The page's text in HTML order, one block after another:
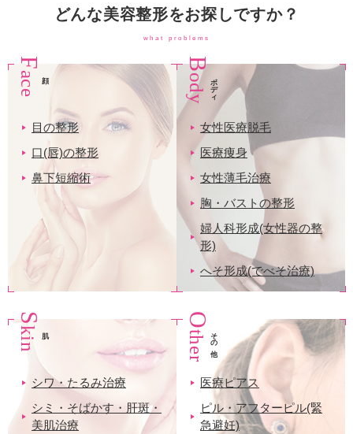
どんな美容整形をお探しですか？
what problems
F
a
c
e
目の整形
口(唇)の整形
鼻下短縮術
B
o
d
y ボディ
女性医療脱毛
医療痩身
女性薄毛治療
胸・バストの整形
婦人科形成(女性器の整
形)
へそ形成(でべそ治療)
S
k
i
n
シワ・たるみ治療
シミ・そばかす・肝斑・
美肌治療
O
t
h
e
r その他
医療ピアス
ピル・アフターピル(緊
急避妊)